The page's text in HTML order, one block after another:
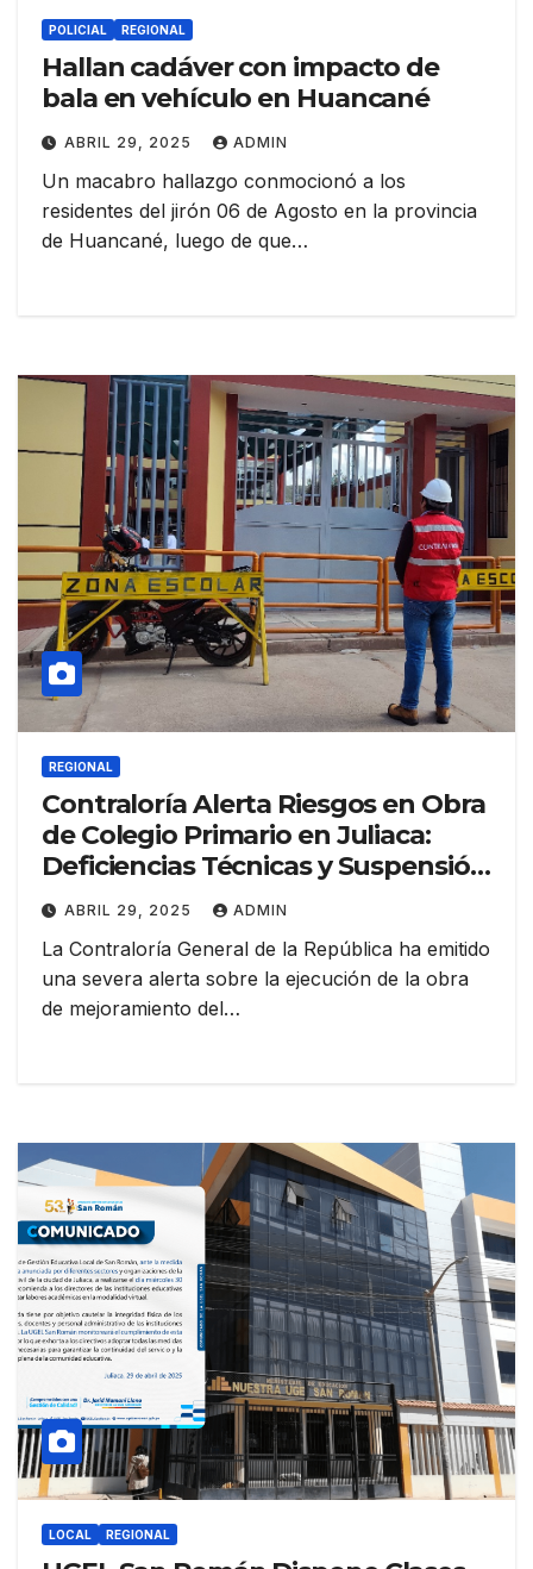
POLICIAL REGIONAL
Hallan cadáver con impacto de
bala en vehículo en Huancané
ABRIL 29, 2025 ADMIN
Un macabro hallazgo conmocionó a los
residentes del jirón 06 de Agosto en la provincia
de Huancané, luego de que…
REGIONAL
Contraloría Alerta Riesgos en Obra
de Colegio Primario en Juliaca:
Deficiencias Técnicas y Suspensión
Injustificada
ABRIL 29, 2025 ADMIN
La Contraloría General de la República ha emitido
una severa alerta sobre la ejecución de la obra
de mejoramiento del…
LOCAL REGIONAL